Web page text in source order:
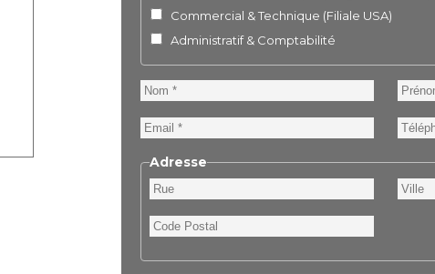
Commercial & Technique (Filiale USA)
Administratif & Comptabilité
Nom
Email
Adresse
Rue Ville
Code
Postal